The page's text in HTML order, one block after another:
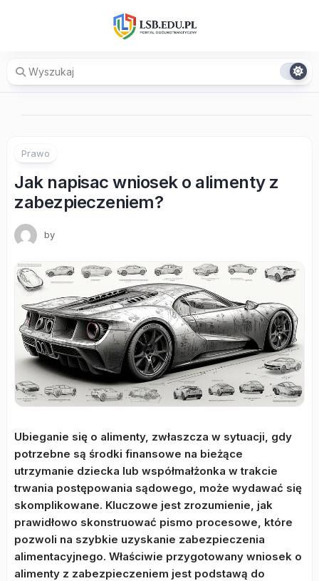
Prawo
Jak napisac wniosek o alimenty z
zabezpieczeniem?
by
Ubieganie się o alimenty, zwłaszcza w sytuacji, gdy
potrzebne są środki finansowe na bieżące
utrzymanie dziecka lub współmałżonka w trakcie
trwania postępowania sądowego, może wydawać się
skomplikowane. Kluczowe jest zrozumienie, jak
prawidłowo skonstruować pismo procesowe, które
pozwoli na szybkie uzyskanie zabezpieczenia
alimentacyjnego. Właściwie przygotowany wniosek o
alimenty z zabezpieczeniem jest podstawą do